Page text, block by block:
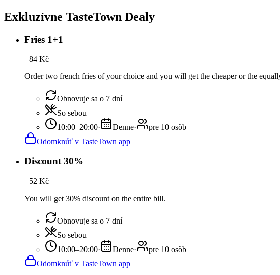
Exkluzívne TasteTown Dealy
Fries 1+1
−84 Kč
Order two french fries of your choice and you will get the cheaper or the
Obnovuje sa o 7 dní
So sebou
10:00–20:00· Denne·
pre 10 osôb
Odomknúť v TasteTown app
Discount 30%
−52 Kč
You will get 30% discount on the entire bill.
Obnovuje sa o 7 dní
So sebou
10:00–20:00· Denne·
pre 10 osôb
Odomknúť v TasteTown app